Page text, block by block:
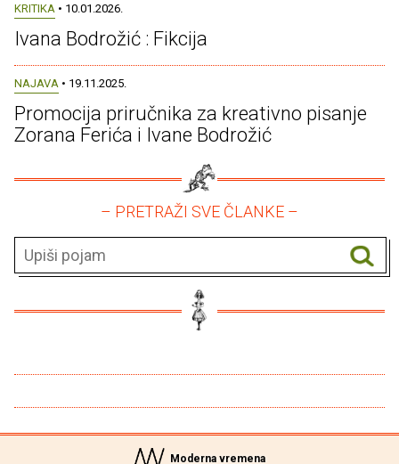
KRITIKA • 10.01.2026.
Ivana Bodrožić : Fikcija
NAJAVA • 19.11.2025.
Promocija priručnika za kreativno pisanje
Zorana Ferića i Ivane Bodrožić
– PRETRAŽI SVE ČLANKE –
Moderna vremena